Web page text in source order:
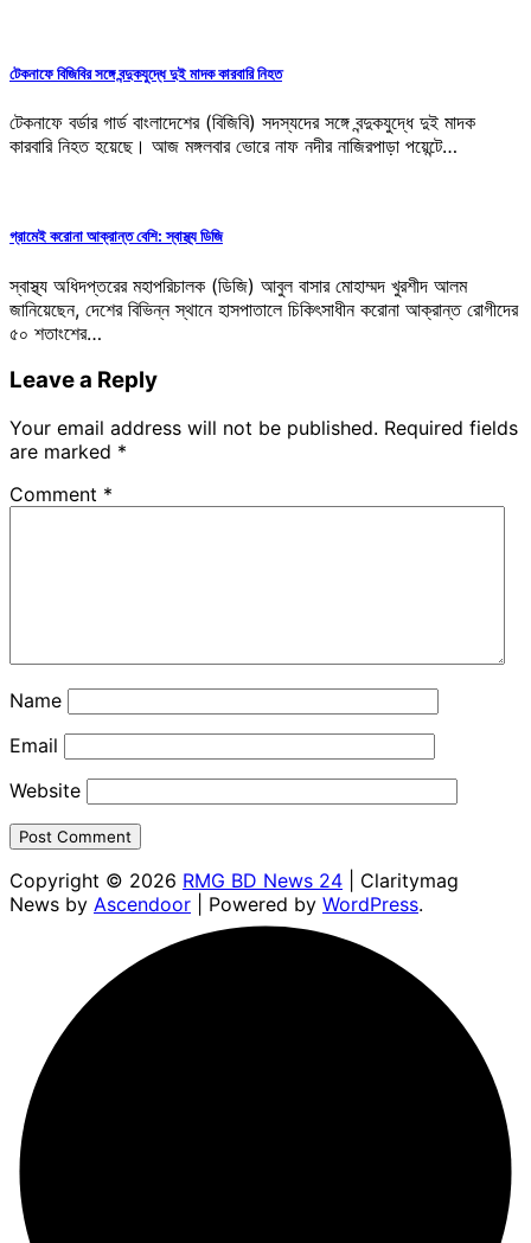
টেকনাফে বিজিবির সঙ্গে বন্দুকযুদ্ধে দুই মাদক কারবারি নিহত
টেকনাফে বর্ডার গার্ড বাংলাদেশের (বিজিবি) সদস্যদের সঙ্গে বন্দুকযুদ্ধে দুই মাদক
কারবারি নিহত হয়েছে। আজ মঙ্গলবার ভোরে নাফ নদীর নাজিরপাড়া পয়েন্টে…
গ্রামেই করোনা আক্রান্ত বেশি: স্বাস্থ্য ডিজি
স্বাস্থ্য অধিদপ্তরের মহাপরিচালক (ডিজি) আবুল বাসার মোহাম্মদ খুরশীদ আলম
জানিয়েছেন, দেশের বিভিন্ন স্থানে হাসপাতালে চিকিৎসাধীন করোনা আক্রান্ত রোগীদের
৫০ শতাংশের…
Leave a Reply
Your email address will not be published. Required fields
are marked *
Comment *
Name
Email
Website
Copyright © 2026 RMG BD News 24 | Claritymag
News by Ascendoor | Powered by WordPress.